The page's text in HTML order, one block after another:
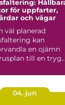
för uppfarter,
och vägar
väl planerad
kan
en ojämn
till en trygg,
04. jun